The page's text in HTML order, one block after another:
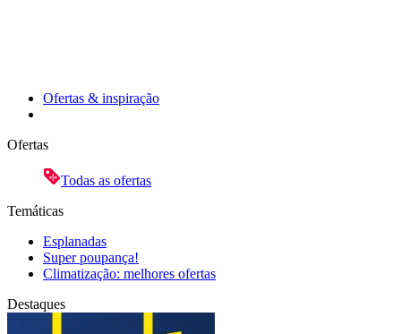
Ofertas & inspiração
Ofertas
Todas as ofertas
Temáticas
Esplanadas
Super poupança!
Climatização: melhores ofertas
Destaques